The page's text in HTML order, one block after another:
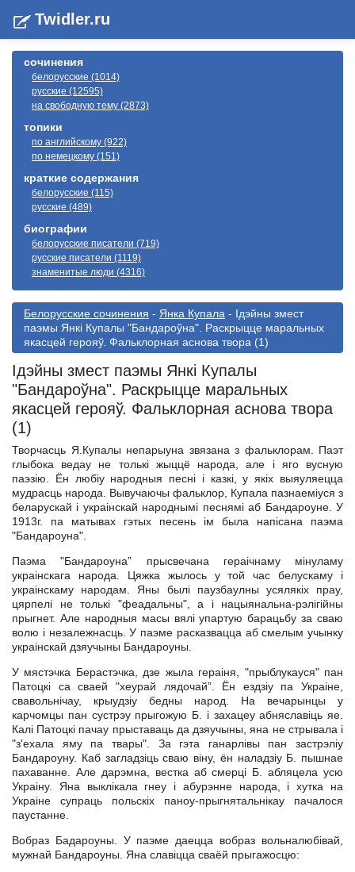
Twidler.ru
сочинения
белорусские (1014)
русские (12595)
на свободную тему (2873)
топики
по английскому (922)
по немецкому (151)
краткие содержания
белорусские (115)
русские (489)
биографии
белорусские писатели (719)
русские писатели (1119)
знаменитые люди (4316)
Белорусские сочинения - Янка Купала - Iдэйны змест
паэмы Янкi Купалы "Бандароўна". Раскрыцце маральных
якасцей герояў. Фальклорная аснова твора (1)
Iдэйны змест паэмы Янкi Купалы
"Бандароўна". Раскрыцце маральных
якасцей герояў. Фальклорная аснова твора
(1)
Творчасць Я.Купалы непарыуна звязана з фальклорам. Паэт
глыбока ведау не толькi жыццё народа, але i яго вусную
паэзiю. Ён любiу народныя песнi i казкi, у якiх выяуляецца
мудрасць народа. Вывучаючы фальклор, Купала пазнаемiуся з
беларускай i украiнскай народнымi песнямi аб Бандароуне. У
1913г. па матывах гэтых песень iм была напiсана паэма
"Бандароуна".
Паэма "Бандароуна” прысвечана гераiчнаму мiнуламу
украiнскага народа. Цяжка жылось у той час белускаму i
украiнскаму народам. Яны былi паузбаулны усялякiх прау,
цярпелi не толькi "феадальны", а i нацыянальна-рэлiгiйны
прыгнет. Але народныя масы вялi упартую барацьбу за сваю
волю i незалежнасць. У паэме расказвацца аб смелым учынку
украiнскай дзяучыны Бандароуны.
У мястэчка Берастэчка, дзе жыла гераiня, "прыблукауся" пан
Патоцкi са сваей "хеурай лядочай”. Ён ездзiу па Украiне,
свавольнiчау, крыудзiу бедны народ. На вечарынцы у
карчомцы пан сустрэу прыгожую Б. i захацеу абняславiць яе.
Калi Патоцкi пачау прыставаць да дзяучыны, яна не стрывала i
"з'ехала яму па твары". За гэта ганарлiвы пан застрэлiу
Бандароуну. Каб загладзiць сваю вiну, ён наладзiу Б. пышнае
пахаванне. Але дарэмна, вестка аб смерцi Б. абляцела усю
Украiну. Яна выклiкала гнеу i абурэнне народа, i хутка на
Украiне супраць польскiх паноу-прыгнятальнiкау пачалося
паустанне.
Вобраз Бадароуны. У паэме даецца вобраз вольналюбiвай,
мужнай Бандароуны. Яна славiцца сваёй прыгажосцю: